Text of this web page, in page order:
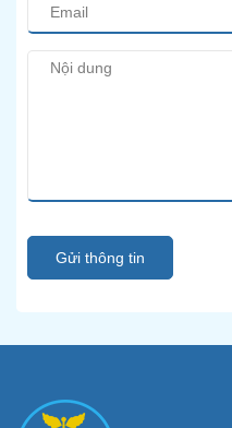
Gửi thông tin